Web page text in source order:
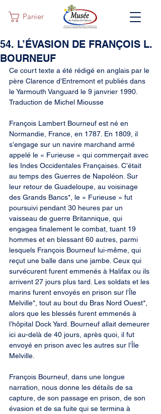
Panier
54. L’ÉVASION DE FRANÇOIS L.
BOURNEUF
Ce court texte a été rédigé en anglais par le
père Clarence d’Entremont et publiés dans
le Yarmouth Vanguard le 9 janvrier 1990.
Traduction de Michel Miousse
François Lambert Bourneuf est né en
Normandie, France, en 1787. En 1809, il
s’engage sur un navire marchand armé
appelé le « Furieuse » qui commerçait avec
les Indes Occidentales Françaises. C’était
au temps des Guerres de Napoléon. Sur
leur retour de Guadeloupe, au voisinage
des Grands Bancs*, le « Furieuse » fut
poursuivi pendant 30 heures par un
vaisseau de guerre Britannique, qui
engagea finalement le combat, tuant 19
hommes et en blessant 60 autres, parmi
lesquels François Bourneuf lui-même, qui
reçut une balle dans une jambe. Ceux qui
survécurent furent emmenés à Halifax ou ils
arrivent 27 jours plus tard. Les soldats et les
marins furent envoyés en prison sur l’Île
Melville*, tout au bout du Bras Nord Ouest*,
alors que les blessés furent emmenés à
l’hôpital Dock Yard. Bourneuf allait demeurer
ici au-delà de 40 jours, après quoi, il fut
envoyé en prison avec les autres sur l’Île
Melville.
François Bourneuf, dans une longue
narration, nous donne les détails de sa
capture, de son passage en prison, de son
évasion et de sa fuite qui se termina à